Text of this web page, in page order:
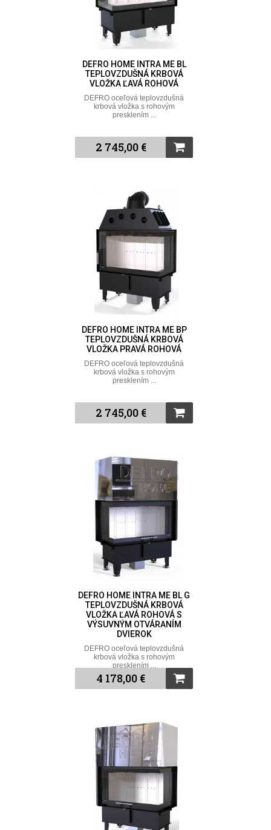
DEFRO HOME INTRA ME BL
TEPLOVZDUŠNÁ KRBOVÁ
VLOŽKA ĽAVÁ ROHOVÁ
DEFRO oceľová teplovzdušná
krbová vložka s rohovým
presklením ...
2 745,00 €
DEFRO HOME INTRA ME BP
TEPLOVZDUŠNÁ KRBOVÁ
VLOŽKA PRAVÁ ROHOVÁ
DEFRO oceľová teplovzdušná
krbová vložka s rohovým
presklením ...
2 745,00 €
DEFRO HOME INTRA ME BL G
TEPLOVZDUŠNÁ KRBOVÁ
VLOŽKA ĽAVÁ ROHOVÁ S
VÝSUVNÝM OTVÁRANÍM
DVIEROK
DEFRO oceľová teplovzdušná
krbová vložka s rohovým
presklením ...
4 178,00 €